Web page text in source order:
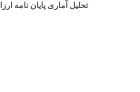
تحلیل آماری پایان نامه